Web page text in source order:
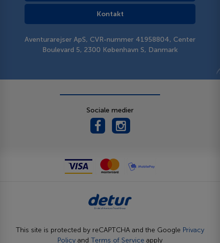
Kontakt
Aventurarejser ApS, CVR-nummer 41958804, Center
Boulevard 5, 2300 København S, Danmark
Sociale medier
This site is protected by reCAPTCHA and the Google Privacy
Policy and Terms of Service apply